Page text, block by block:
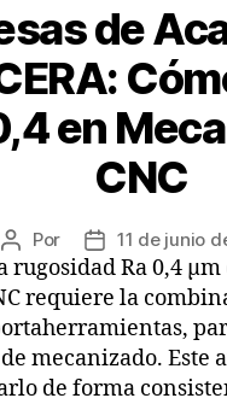
de
en
CNC
Por 11 de junio
rugosidad Ra 0,4
requiere la
mecanizado. Este
de forma